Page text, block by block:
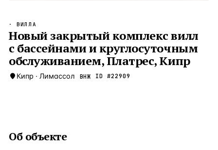
Новороссийск —Локация
Стамбул —Локация Турция · 2
Анталия Турция · 1
· ВИЛЛА
Новый закрытый комплекс вилл
с бассейнами и круглосуточным
обслуживанием, Платрес, Кипр
Кипр · Лимассол ВНЖ ID #22909
Об объекте